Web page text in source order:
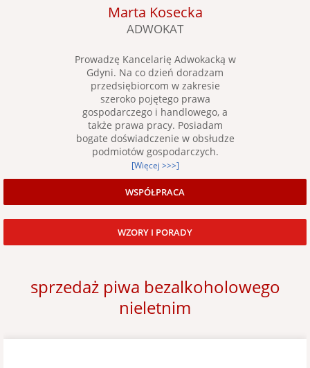
Marta Kosecka
ADWOKAT
Prowadzę Kancelarię Adwokacką w
Gdyni. Na co dzień doradzam
przedsiębiorcom w zakresie
szeroko pojętego prawa
gospodarczego i handlowego, a
także prawa pracy. Posiadam
bogate doświadczenie w obsłudze
podmiotów gospodarczych.
[Więcej >>>]
WSPÓŁPRACA
WZORY I PORADY
sprzedaż piwa bezalkoholowego
nieletnim